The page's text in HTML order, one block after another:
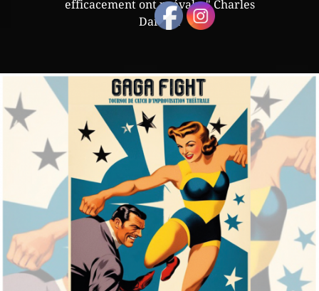
efficacement ont prévalu." Charles
Darwin